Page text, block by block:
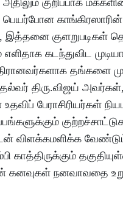
குறிப்பாக
பெயர்போன
இத்தனை குளறுபடிகள்
கடந்துவிட
தங்களை
திரு.விஜய் அவர்கள்,
பேராசிரியர்கள்
விளக்கமளிக்க
காத்திருக்கும்
கனவுகள் நனவாவதை